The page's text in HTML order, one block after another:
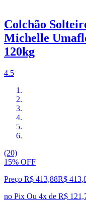
Colchão
Michelle
120kg
4.5
(20)
15% OFF
Preço R$ 413,88R$ 413,
no Pix Ou 4x de R$